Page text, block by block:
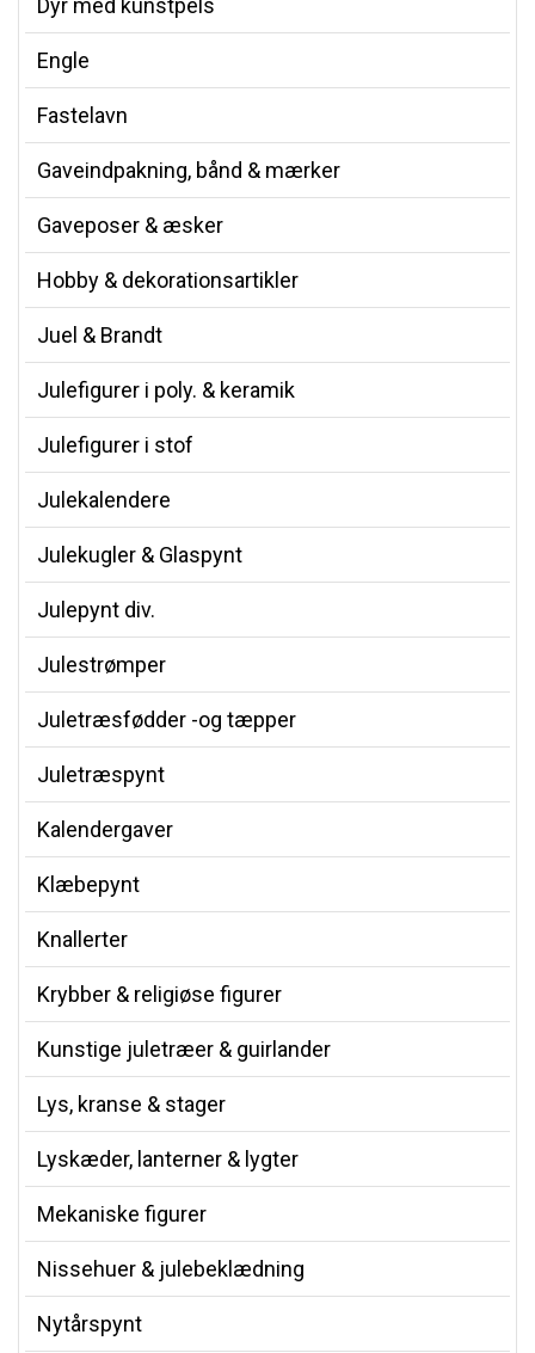
Dyr med kunstpels
Engle
Fastelavn
Gaveindpakning, bånd & mærker
Gaveposer & æsker
Hobby & dekorationsartikler
Juel & Brandt
Julefigurer i poly. & keramik
Julefigurer i stof
Julekalendere
Julekugler & Glaspynt
Julepynt div.
Julestrømper
Juletræsfødder -og tæpper
Juletræspynt
Kalendergaver
Klæbepynt
Knallerter
Krybber & religiøse figurer
Kunstige juletræer & guirlander
Lys, kranse & stager
Lyskæder, lanterner & lygter
Mekaniske figurer
Nissehuer & julebeklædning
Nytårspynt